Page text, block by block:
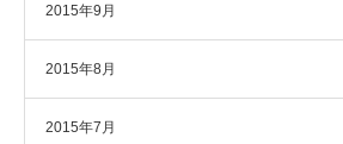
2015年9月
2015年8月
2015年7月